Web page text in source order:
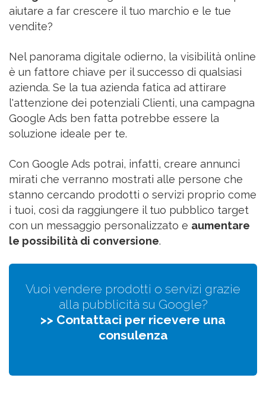
aiutare a far crescere il tuo marchio e le tue
vendite?
Nel panorama digitale odierno, la visibilità online
è un fattore chiave per il successo di qualsiasi
azienda. Se la tua azienda fatica ad attirare
l'attenzione dei potenziali Clienti, una campagna
Google Ads ben fatta potrebbe essere la
soluzione ideale per te.
Con Google Ads potrai, infatti, creare annunci
mirati che verranno mostrati alle persone che
stanno cercando prodotti o servizi proprio come
i tuoi, così da raggiungere il tuo pubblico target
con un messaggio personalizzato e aumentare
le possibilità di conversione.
Vuoi vendere prodotti o servizi grazie
alla pubblicità su Google?
>> Contattaci per ricevere una
consulenza